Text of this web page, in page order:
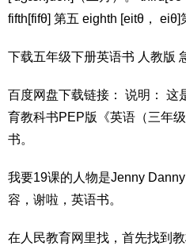
fifth[fifθ] 第五 eighth [eitθ， eiθ]
下载五年级下册英语书 人教版
百度网盘下载链接： 说明： 这
育教科书PEP版《英语（三年
书。
我要19课的人物是Jenny
容，谢啦，英语书。
在人民教育网里找，首先找到